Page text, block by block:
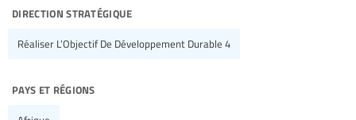
direction stratégique
Réaliser L’Objectif De Développement Durable 4
pays et régions